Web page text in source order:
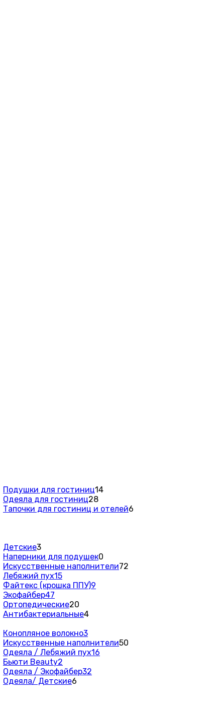
Подушки для гостиниц14
Одеяла для гостиниц28
Тапочки для гостиниц и отелей6
Детские3
Наперники для подушек0
Искусственные наполнители72
Лебяжий пух15
Файтекс (крошка ППУ)9
Экофайбер47
Ортопедические20
Антибактериальные4
Конопляное волокно3
Искусственные наполнители50
Одеяла / Лебяжий пух16
Бьюти Beauty2
Одеяла / Экофайбер32
Одеяла/ Детские6